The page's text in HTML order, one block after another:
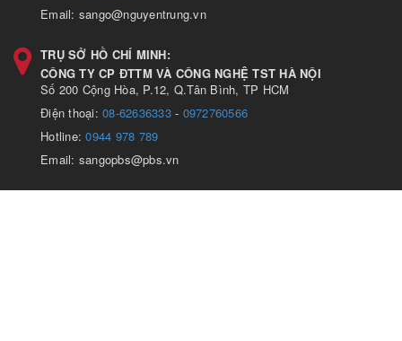
Email: sango@nguyentrung.vn
TRỤ SỞ HỒ CHÍ MINH:
CÔNG TY CP ĐTTM VÀ CÔNG NGHỆ TST HÀ NỘI
Số 200 Cộng Hòa, P.12, Q.Tân Bình, TP HCM
Điện thoại:08-62636333- 0972760566
Hotline:0944 978 789
Email: sangopbs@pbs.vn